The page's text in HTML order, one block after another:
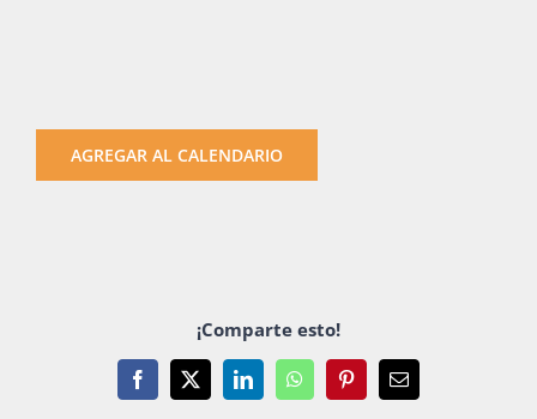
AGREGAR AL CALENDARIO
¡Comparte esto!
Facebook
X LinkedInWhatsAppPinterestEmail